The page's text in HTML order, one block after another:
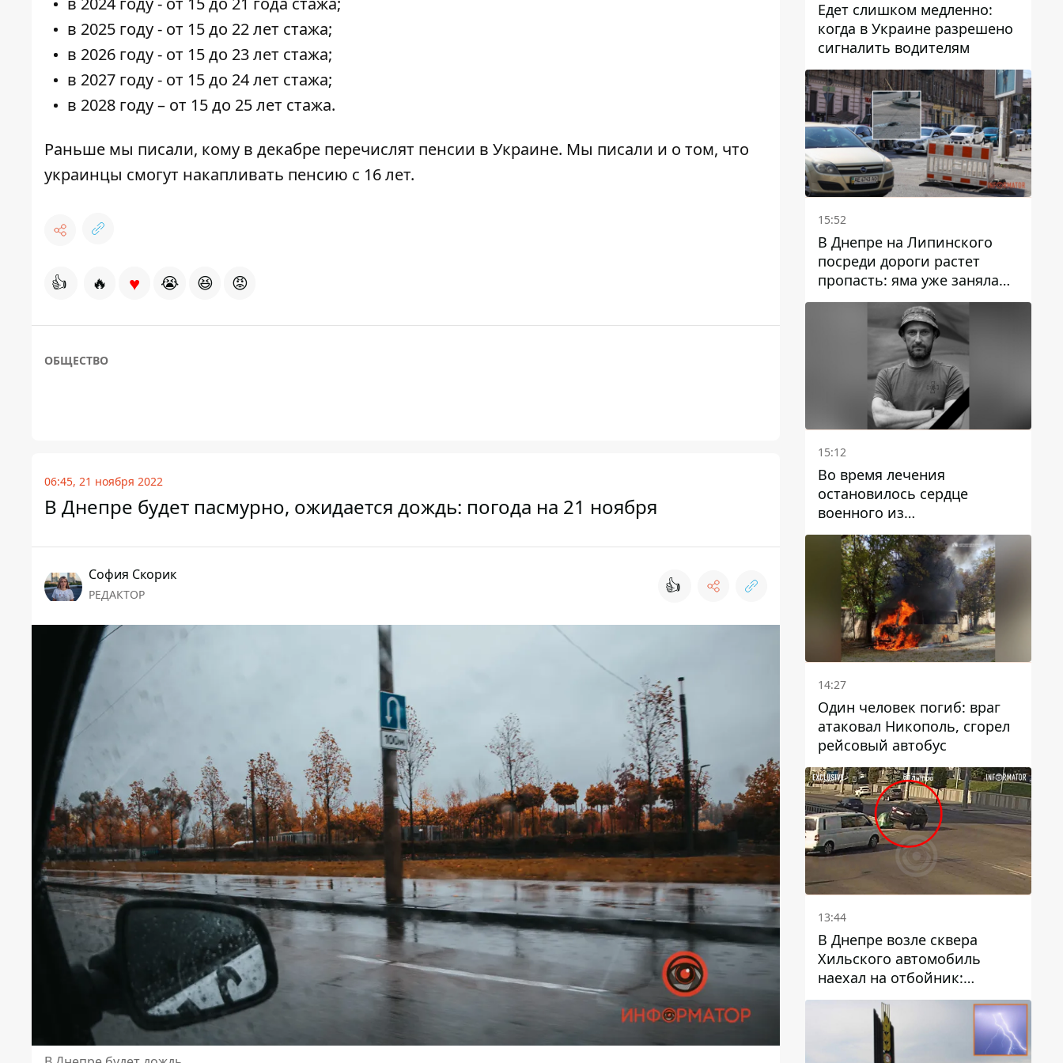
в 2025 году - от 15 до 22 лет стажа;
в 2026 году - от 15 до 23 лет стажа;
в 2027 году - от 15 до 24 лет стажа;
в 2028 году – от 15 до 25 лет стажа.
Раньше мы писали, кому в декабре перечислят пенсии в Украине. Мы писали и о том, что
украинцы смогут накапливать пенсию с 16 лет.
👍 🔥 ♥ 😭 😆 😡
ОБЩЕСТВО
06:45, 21 ноября 2022
В Днепре будет пасмурно, ожидается дождь: погода на 21 ноября
София Скорик
РЕДАКТОР 👍
Едет слишком медленно:
когда в Украине разрешено
сигналить водителям
15:52
В Днепре на Липинского
посреди дороги растет
пропасть: яма уже заняла
полосу движения
15:12
Во время лечения
остановилось сердце
военного из
Днепропетровской области
Ростислава Лупашко
14:27
Один человек погиб: враг
атаковал Никополь, сгорел
рейсовый автобус
13:44
В Днепре возле сквера
Хильского автомобиль
наехал на отбойник:
момент происшествия